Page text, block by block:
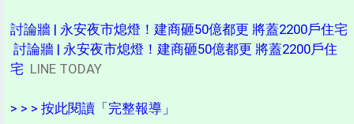
討論牆 | 永安夜市熄燈！建商砸50億都更 將蓋2200戶住宅
討論牆 | 永安夜市熄燈！建商砸50億都更 將蓋2200戶住
宅 LINE TODAY
> > > 按此閱讀「完整報導」